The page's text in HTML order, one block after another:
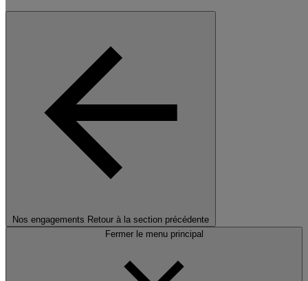
Nos engagements Retour à la section précédente
Fermer le menu principal